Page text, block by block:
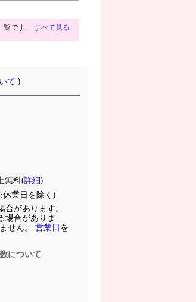
です。 すべて見る
て )
無料(詳細)
業日を除く)
があります。
場合がありま
せん。 営業日を
について